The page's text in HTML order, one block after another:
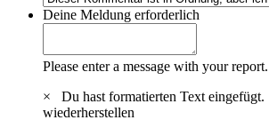
Deine Meldung erforderlich
Please enter a message with your report.
×
Du hast formatierten Text eingefügt.
wiederherstellen